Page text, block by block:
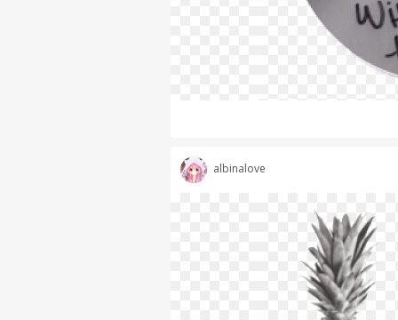
albinalove